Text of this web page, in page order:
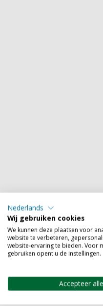
Nederlands
Wij gebruiken cookies
We kunnen deze plaatsen voor
website te verbeteren,
website-ervaring te bieden. Voor
gebruiken opent u de instellingen.
Accepteer